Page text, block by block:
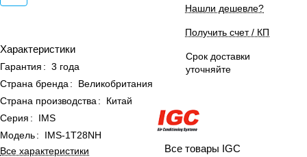
Характеристики
Гарантия : 3 года
Страна бренда :
Великобритания
Страна производства :
Китай
Серия :
IMS
Модель:
IMS-1T28NH
Все характеристики
Нашли дешевле?
Получить счет / КП
Срок доставки
уточняйте
Все товары IGC